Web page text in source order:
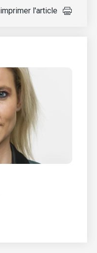
imprimer l'article